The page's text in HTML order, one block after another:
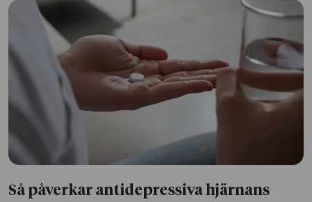
Så påverkar antidepressiva hjärnans